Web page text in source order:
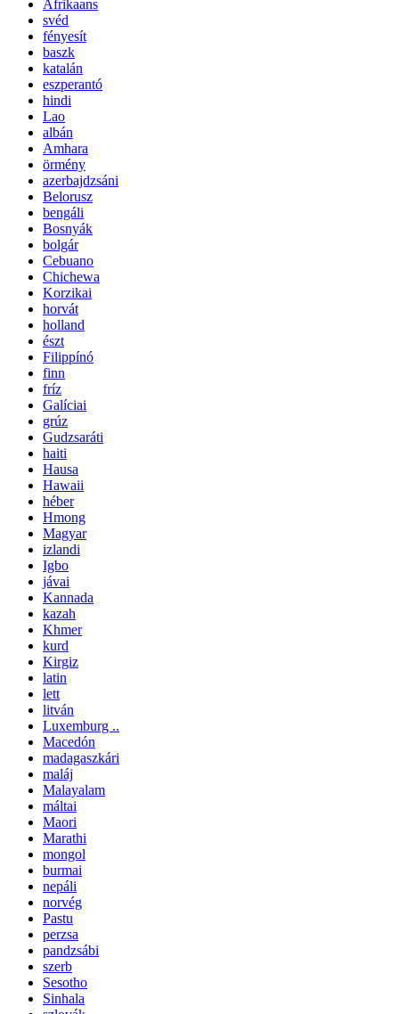
Afrikaans
svéd
fényesít
baszk
katalán
eszperantó
hindi
Lao
albán
Amhara
örmény
azerbajdzsáni
Belorusz
bengáli
Bosnyák
bolgár
Cebuano
Chichewa
Korzikai
horvát
holland
észt
Filippínó
finn
fríz
Galíciai
grúz
Gudzsaráti
haiti
Hausa
Hawaii
héber
Hmong
Magyar
izlandi
Igbo
jávai
Kannada
kazah
Khmer
kurd
Kirgiz
latin
lett
litván
Luxemburg ..
Macedón
madagaszkári
maláj
Malayalam
máltai
Maori
Marathi
mongol
burmai
nepáli
norvég
Pastu
perzsa
pandzsábi
szerb
Sesotho
Sinhala